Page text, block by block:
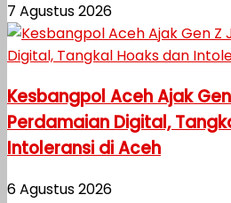
7 Agustus 2026
Kesbangpol Aceh Ajak
Perdamaian Digital,
Intoleransi di Aceh
6 Agustus 2026